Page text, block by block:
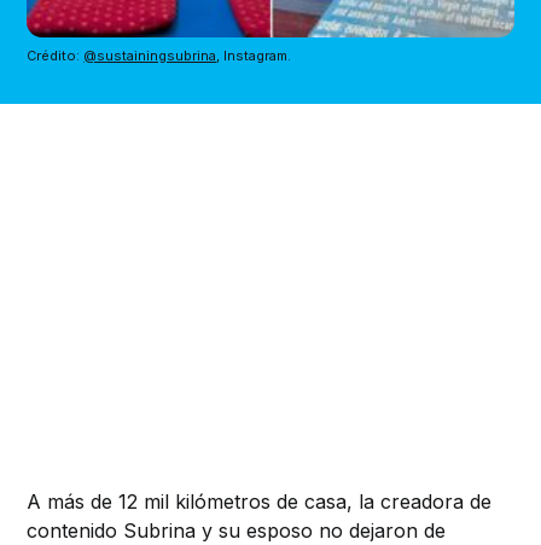
Crédito: @sustainingsubrina, Instagram.
A más de 12 mil kilómetros de casa, la creadora de
contenido Subrina y su esposo no dejaron de